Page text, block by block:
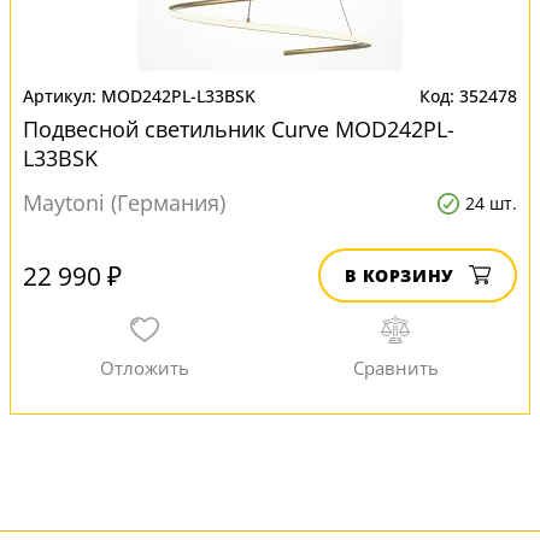
MOD242PL-L33BSK 352478
Подвесной светильник Curve MOD242PL-
L33BSK
Maytoni (Германия)
24 шт.
22 990 ₽ В КОРЗИНУ